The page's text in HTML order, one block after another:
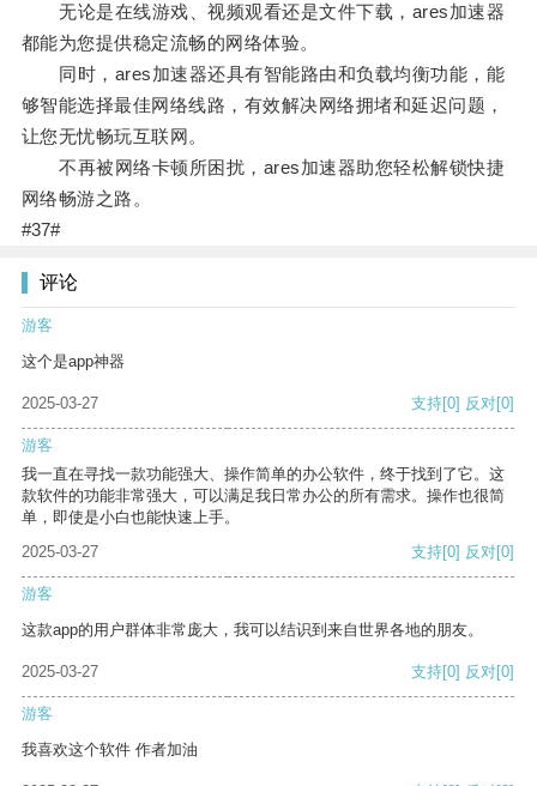
无论是在线游戏、视频观看还是文件下载，ares加速器
都能为您提供稳定流畅的网络体验。
同时，ares加速器还具有智能路由和负载均衡功能，能
够智能选择最佳网络线路，有效解决网络拥堵和延迟问题，
让您无忧畅玩互联网。
不再被网络卡顿所困扰，ares加速器助您轻松解锁快捷
网络畅游之路。
#37#
评论
游客
这个是app神器
2025-03-27 支持[0] 反对[0]
游客
我一直在寻找一款功能强大、操作简单的办公软件，终于找到了它。这
款软件的功能非常强大，可以满足我日常办公的所有需求。操作也很简
单，即使是小白也能快速上手。
2025-03-27
支持[0] 反对[0]
游客
这款app的用户群体非常庞大，我可以结识到来自世界各地的朋友。
2025-03-27 支持[0] 反对[0]
游客
我喜欢这个软件 作者加油